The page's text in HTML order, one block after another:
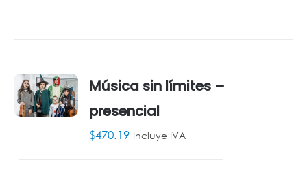
AÑADIR
Música sin límites –
presencial
$470.19 Incluye IVA